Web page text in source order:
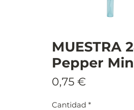
MUESTRA
Pepper
0,75 €
Cantidad *